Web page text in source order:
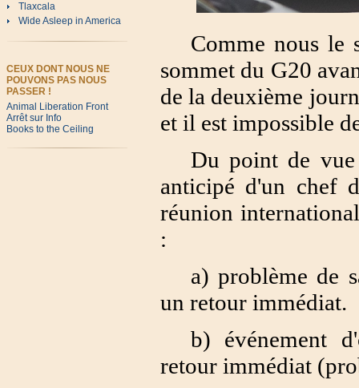
Tlaxcala
Wide Asleep in America
CEUX DONT NOUS NE
POUVONS PAS NOUS
PASSER !
Animal Liberation Front
Arrêt sur Info
Books to the Ceiling
Comme nous le
sommet du G20
de la deuxième
et il est impossible
Du point de
anticipé d'un chef
réunion
:
a) problème de
un retour immédiat.
b) événement
retour immédiat